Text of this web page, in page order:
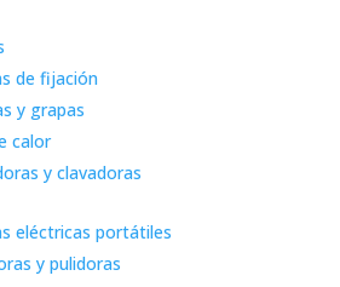
de fijación
y grapas
calor
y clavadoras
eléctricas portátiles
y pulidoras